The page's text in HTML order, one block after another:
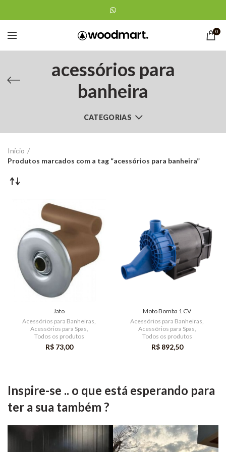
0
acessórios para
banheira
CATEGORIAS
Início
Produtos marcados com a tag “acessórios para banheira”
Jato
Acessórios para Banheiras,
Acessórios para Spas,
Todos os produtos
R$73,00
Moto Bomba 1 CV
Acessórios para Banheiras,
Acessórios para Spas,
Todos os produtos
R$892,50
Inspire-se .. o que está esperando para
ter a sua também ?